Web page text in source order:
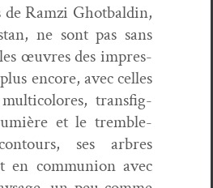
de Ramzi Ghot­baldin,
ne sont pas sans
œuvres des impres­
encore, avec celles
trans­fig­
et le trem­ble­
ses arbres
en com­mu­nion avec